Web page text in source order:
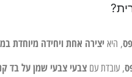
, היא יצירה אחת ויחידה מיוחדת
, עובדת עם צבעי צבעי שמן על בד